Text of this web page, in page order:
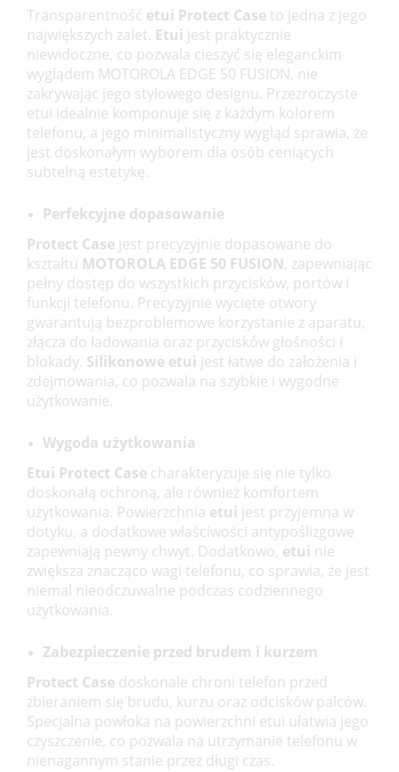
Transparentność etui Protect Case to jedna z jego
największych zalet. Etui jest praktycznie
niewidoczne, co pozwala cieszyć się eleganckim
wyglądem MOTOROLA EDGE 50 FUSION, nie
zakrywając jego stylowego designu. Przezroczyste
etui idealnie komponuje się z każdym kolorem
telefonu, a jego minimalistyczny wygląd sprawia, że
jest doskonałym wyborem dla osób ceniących
subtelną estetykę.
Perfekcyjne dopasowanie
Protect Case jest precyzyjnie dopasowane do
kształtu MOTOROLA EDGE 50 FUSION, zapewniając
pełny dostęp do wszystkich przycisków, portów i
funkcji telefonu. Precyzyjnie wycięte otwory
gwarantują bezproblemowe korzystanie z aparatu,
złącza do ładowania oraz przycisków głośności i
blokady. Silikonowe etui jest łatwe do założenia i
zdejmowania, co pozwala na szybkie i wygodne
użytkowanie.
Wygoda użytkowania
Etui Protect Case charakteryzuje się nie tylko
doskonałą ochroną, ale również komfortem
użytkowania. Powierzchnia etui jest przyjemna w
dotyku, a dodatkowe właściwości antypoślizgowe
zapewniają pewny chwyt. Dodatkowo, etui nie
zwiększa znacząco wagi telefonu, co sprawia, że jest
niemal nieodczuwalne podczas codziennego
użytkowania.
Zabezpieczenie przed brudem i kurzem
Protect Case doskonale chroni telefon przed
zbieraniem się brudu, kurzu oraz odcisków palców.
Specjalna powłoka na powierzchni etui ułatwia jego
czyszczenie, co pozwala na utrzymanie telefonu w
nienagannym stanie przez długi czas.
MOJE LISTY ŻYCZEŃ
add_circle_outline UTWÓRZ NOWĄ LISTĘ
UTWÓRZ LISTĘ ŻYCZEŃ
NAZWA LISTY ŻYCZEŃ
ZALOGUJ SIĘ
MUSISZ BYĆ ZALOGOWANY BY ZAPISAĆ PRODUKTY NA
SWOJEJ LIŚCIE ŻYCZEŃ.